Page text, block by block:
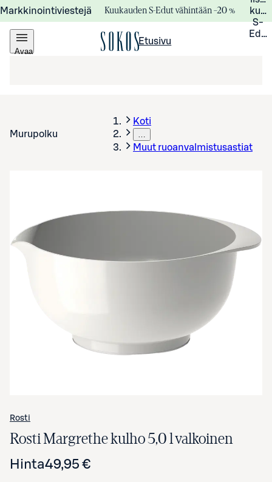
Markkinointiviestejä Kuukauden S-Edut vähintään –20 %
S-
Avaa
Etusivu
Murupolku
Koti
…
Muut ruoanvalmistusastiat
Rosti
Rosti Margrethe kulho 5,0 l valkoinen
Hinta49,95 €